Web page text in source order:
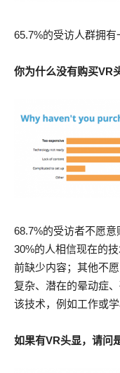
65.7%的受访人群拥有
你为什么没有购买VR
68.7%的受访者不愿意
30%的人相信现在的
前缺少内容；其他不
复杂、潜在的晕动症
该技术，例如工作或学
如果有VR头显，请问